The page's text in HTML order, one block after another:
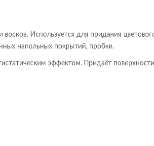
Используется для придания
напольных покрытий, пробки.
эффектом. Придаёт